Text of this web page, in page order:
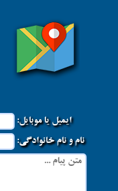
ایمیل یا موبایل:
نام و نام خانوادگی: